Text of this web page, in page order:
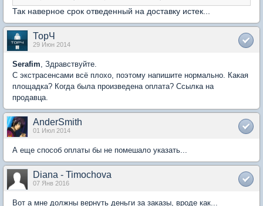
Так наверное срок отведенный на доставку истек...
ТорЧ
29 Июн 2014
Serafim, Здравствуйте.
С экстрасенсами всё плохо, поэтому напишите нормально. Какая
площадка? Когда была произведена оплата? Ссылка на
продавца.
AnderSmith
01 Июл 2014
А еще способ оплаты бы не помешало указать...
Diana - Timochova
07 Янв 2016
Вот а мне должны вернуть деньги за заказы, вроде как...